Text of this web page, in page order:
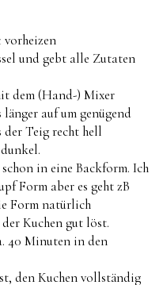
vorheizen
und gebt alle Zutaten
dem (Hand-) Mixer
auf um genügend
Teig recht hell
in eine Backform. Ich
Form aber es geht zB
Form natürlich
Kuchen gut löst.
40 Minuten in den
den Kuchen vollständig